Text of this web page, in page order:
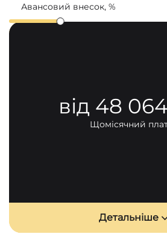
Авансовий внесок, %
від 48
Щомісячний
Загальна вартість кредиту
Загальні витрати за кредитом
Детальніше